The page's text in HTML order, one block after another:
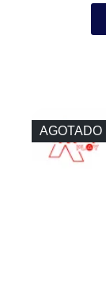
AGOTADO